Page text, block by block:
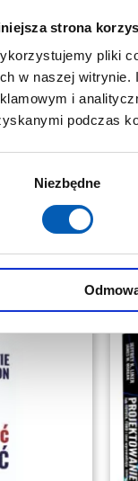
strona
pliki
w naszej witrynie.
i
podczas
Niezbędne
cm
4-3